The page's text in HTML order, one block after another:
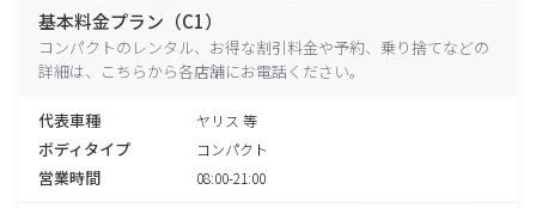
基本料金プラン（C1）
コンパクトのレンタル、お得な割引料金や予約、乗り捨てなどの
詳細は、こちらから各店舗にお電話ください。
代表車種 ヤリス 等
ボディタイプ コンパクト
営業時間 08:00-21:00